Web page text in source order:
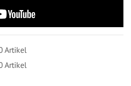
Artikel
Artikel